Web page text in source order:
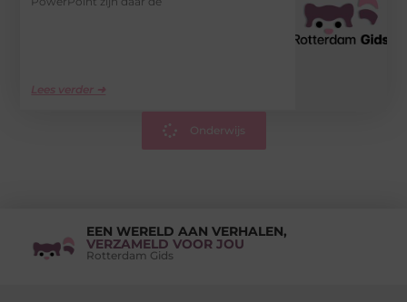
Lees verder ➜
Onderwijs
EEN WERELD AAN VERHALEN,
VERZAMELD VOOR JOU
Rotterdam Gids